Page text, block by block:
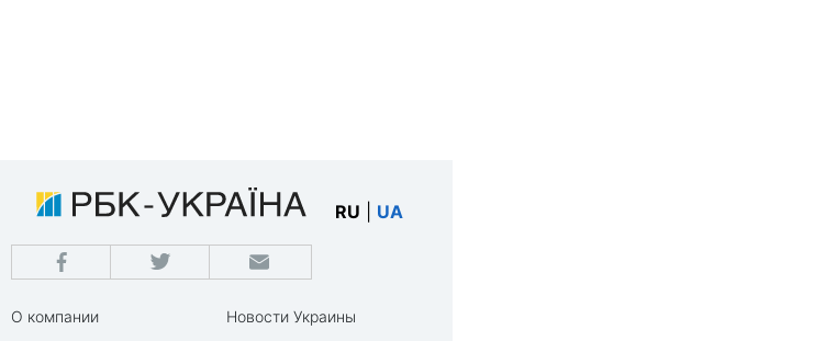
RU UA
О компании
Новости Украины